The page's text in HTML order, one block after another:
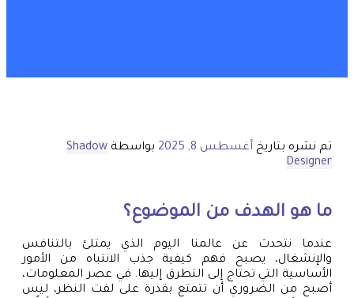
تم نشره بتاريخ أغسطس 8, 2025 بواسطة Shadow
Designer
ما هو الهدف من الموضوع؟
عندما نتحدث عن عالمنا اليوم الذي يمتلئ بالتنافس
والإنشغال، يصبح فهم كيفية جذب الانتباه من الأمور
الأساسية التي تحتاج إلى التطرق إليها. في عصر المعلومات،
أصبح من الضروري أن تتمتع بقدرة على لفت النظر، ليس